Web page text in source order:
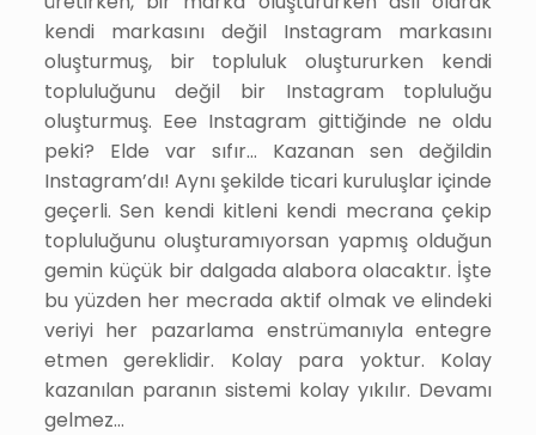
kendi markasını değil Instagram markasını
oluşturmuş, bir topluluk oluştururken kendi
topluluğunu değil bir Instagram topluluğu
oluşturmuş. Eee Instagram gittiğinde ne oldu
peki? Elde var sıfır… Kazanan sen değildin
Instagram’dı! Aynı şekilde ticari kuruluşlar içinde
geçerli. Sen kendi kitleni kendi mecrana çekip
topluluğunu oluşturamıyorsan yapmış olduğun
gemin küçük bir dalgada alabora olacaktır. İşte
bu yüzden her mecrada aktif olmak ve elindeki
veriyi her pazarlama enstrümanıyla entegre
etmen gereklidir. Kolay para yoktur. Kolay
kazanılan paranın sistemi kolay yıkılır. Devamı
gelmez…